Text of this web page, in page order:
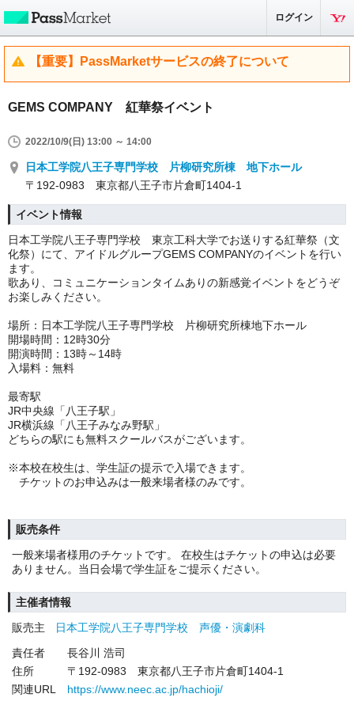
ログイン
【重要】PassMarketサービスの終了について
GEMS COMPANY 紅華祭イベント
2022/10/9(日) 13:00 ～ 14:00
日本工学院八王子専門学校 片柳研究所棟 地下ホール
〒192-0983 東京都八王子市片倉町1404-1
イベント情報
日本工学院八王子専門学校 東京工科大学でお送りする紅華祭（文
化祭）にて、 アイドルグループGEMS COMPANYのイベントを行い
ます。
歌あり、コミュニケーションタイムありの新感覚イベントをどうぞ
お楽しみください。
場所：日本工学院八王子専門学校 片柳研究所棟地下ホール
開場時間：12時30分
開演時間：13時～14時
入場料：無料
最寄駅
JR中央線「八王子駅」
JR横浜線「八王子みなみ野駅」
どちらの駅にも無料スクールバスがございます。
※本校在校生は、学生証の提示で入場できます。
チケットのお申込みは一般来場者様のみです。
販売条件
一般来場者様用のチケットです。 在校生はチケットの申込は必要
ありません。当日会場で学生証をご提示ください。
主催者情報
販売主
日本工学院八王子専門学校 声優・演劇科
責任者
長谷川 浩司
住所
〒192-0983 東京都八王子市片倉町1404-1
関連URL
https://www.neec.ac.jp/hachioji/